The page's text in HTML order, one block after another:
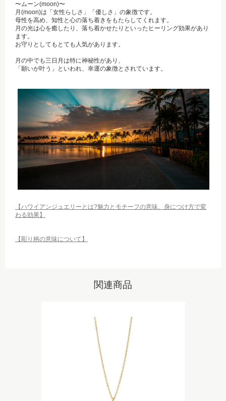
〜ムーン(moon)〜
月(moon)は「女性らしさ」「優しさ」の象徴です。
母性を高め、知性と心の落ち着きをもたらしてくれます。
月の光は心を癒したり、落ち着かせたりといったヒーリング効果があり
ます。
お守りとしてもとても人気があります。
月の中でも三日月は特に神秘性があり、
「願いが叶う」といわれ、幸運の象徴とされています。
【ハワイアンジュエリーとは?魅力とモチーフの意味、身につけ方で変
わる効果】
【彫り柄の意味について】
関連商品